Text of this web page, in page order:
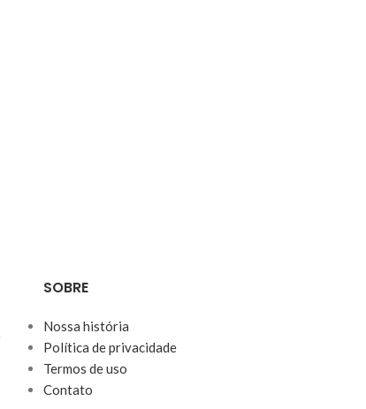
SOBRE
Nossa história
Política de privacidade
Termos de uso
Contato